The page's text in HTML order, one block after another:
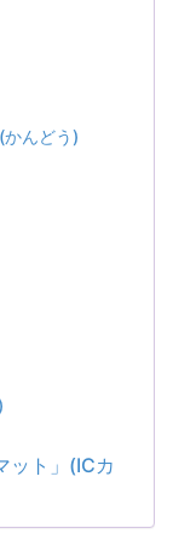
んどう)
ット」(ICカ